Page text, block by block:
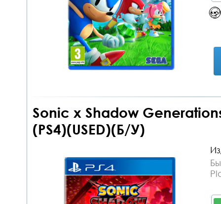
Sonic x Shadow
(PS4)(USED)(Б/У)